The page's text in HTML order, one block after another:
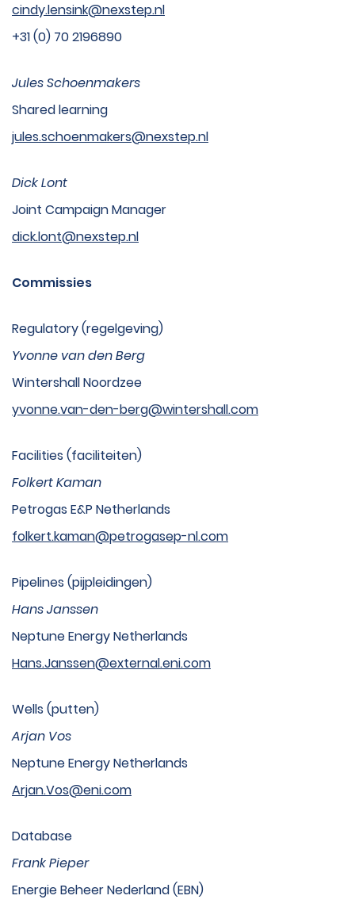
cindy.lensink@nexstep.nl
+31 (0) 70 2196890
Jules Schoenmakers
Shared learning
jules.schoenmakers@nexstep.nl
Dick Lont
Joint Campaign Manager
dick.lont@nexstep.nl
Commissies
Regulatory (regelgeving)
Yvonne van den Berg
Wintershall Noordzee
yvonne.van-den-berg@wintershall.com
Facilities (faciliteiten)
Folkert Kaman
Petrogas E&P Netherlands
folkert.kaman@petrogasep-nl.com
Pipelines (pijpleidingen)
Hans Janssen
Neptune Energy Netherlands
Hans.Janssen@external.eni.com
Wells (putten)
Arjan Vos
Neptune Energy Netherlands
Arjan.Vos@eni.com
Database
Frank Pieper
Energie Beheer Nederland (EBN)